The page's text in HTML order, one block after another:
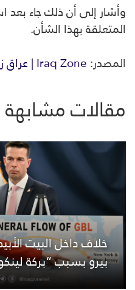
وأشار إلى أن ذلك جاء بعد
المتعلقة بهذا الشأن.
المصدر:Iraq Zone | عراق زون
مقالات مشابهة
خلاف داخل البيت
بيرو بسبب “بركة